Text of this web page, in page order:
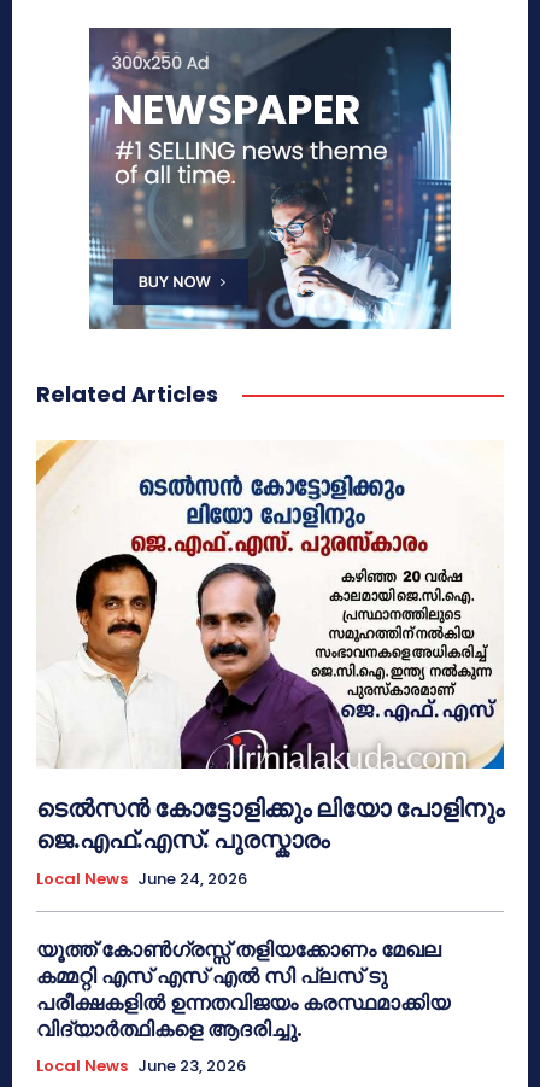
Related Articles
ടെൽസൻ കോട്ടോളിക്കും ലിയോ പോളിനും
ജെ.എഫ്.എസ്. പുരസ്കാരം
Local News June 24, 2026
യൂത്ത് കോൺഗ്രസ്സ് തളിയക്കോണം മേഖല
കമ്മറ്റി എസ് എസ് എൽ സി പ്ലസ് ടു
പരീക്ഷകളിൽ ഉന്നതവിജയം കരസ്ഥമാക്കിയ
വിദ്യാർത്ഥികളെ ആദരിച്ചു.
Local News June 23, 2026